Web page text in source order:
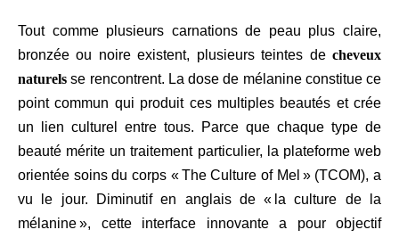
Tout comme plusieurs carnations de peau plus claire,
bronzée ou noire existent, plusieurs teintes de cheveux
naturels se rencontrent. La dose de mélanine constitue ce
point commun qui produit ces multiples beautés et crée
un lien culturel entre tous. Parce que chaque type de
beauté mérite un traitement particulier, la plateforme web
orientée soins du corps « The Culture of Mel » (TCOM), a
vu le jour. Diminutif en anglais de « la culture de la
mélanine », cette interface innovante a pour objectif